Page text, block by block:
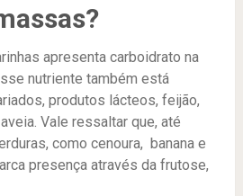
apresenta carboidrato na
nutriente também está
produtos lácteos, feijão,
Vale ressaltar que, até
como cenoura, banana e
presença através da frutose,